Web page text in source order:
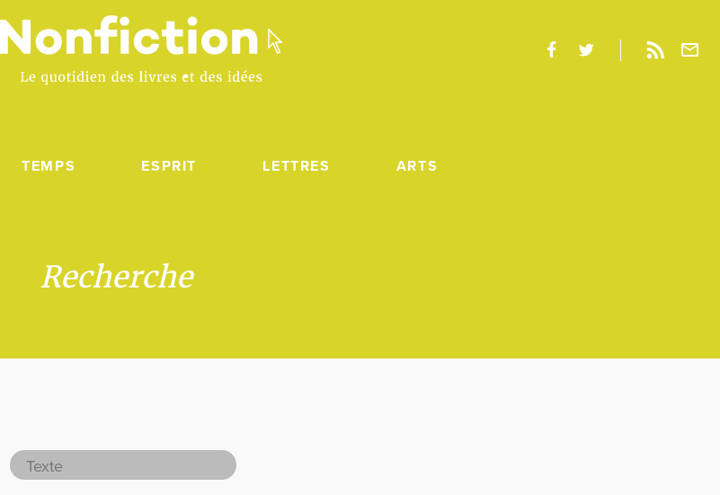
TEMPS ESPRIT LETTRES ARTS
Recherche